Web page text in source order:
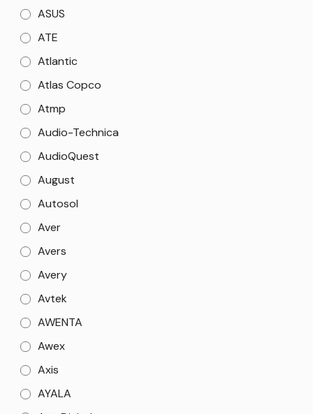
ASUS
ATE
Atlantic
Atlas Copco
Atmp
Audio-Technica
AudioQuest
August
Autosol
Aver
Avers
Avery
Avtek
AWENTA
Awex
Axis
AYALA